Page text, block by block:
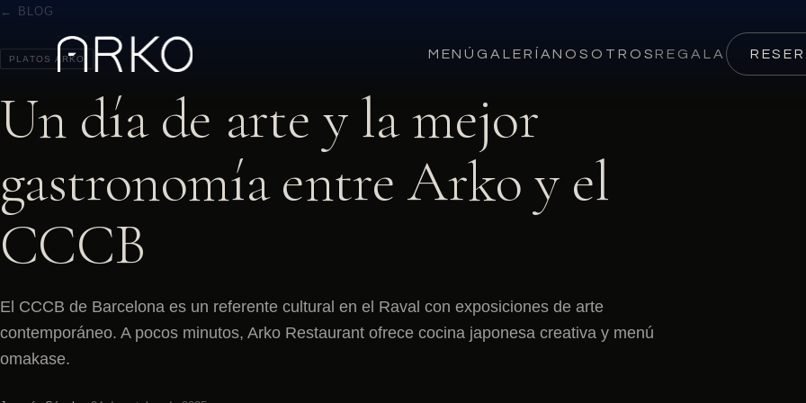
MENÚ GALERÍANOSOTROS REGALA
← BLOG
PLATOS ARKO
Un día de arte y la mejor
gastronomía entre Arko y el
CCCB
El CCCB de Barcelona es un referente cultural en el Raval con exposiciones de arte
contemporáneo. A pocos minutos, Arko Restaurant ofrece cocina japonesa creativa y menú
omakase.